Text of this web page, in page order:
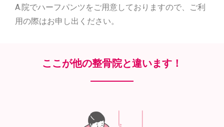
A.院でハーフパンツをご用意しておりますので、ご利
用の際はお申し出ください。
ここが他の整骨院と違います！​